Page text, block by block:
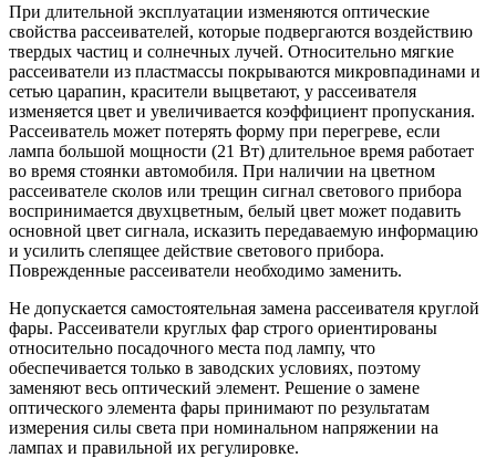
При длительной эксплуатации изменяются оптические
свойства рассеивателей, которые подвергаются воздействию
твердых частиц и солнечных лучей. Относительно мягкие
рассеиватели из пластмассы покрываются микровпадинами и
сетью царапин, красители выцветают, у рассеивателя
изменяется цвет и увеличивается коэффициент пропускания.
Рассеиватель может потерять форму при перегреве, если
лампа большой мощности (21 Вт) длительное время работает
во время стоянки автомобиля. При наличии на цветном
рассеивателе сколов или трещин сигнал светового прибора
воспринимается двухцветным, белый цвет может подавить
основной цвет сигнала, исказить передаваемую информацию
и усилить слепящее действие светового прибора.
Поврежденные рассеиватели необходимо заменить.
Не допускается самостоятельная замена рассеивателя круглой
фары. Рассеиватели круглых фар строго ориентированы
относительно посадочного места под лампу, что
обеспечивается только в заводских условиях, поэтому
заменяют весь оптический элемент. Решение о замене
оптического элемента фары принимают по результатам
измерения силы света при номинальном напряжении на
лампах и правильной их регулировке.